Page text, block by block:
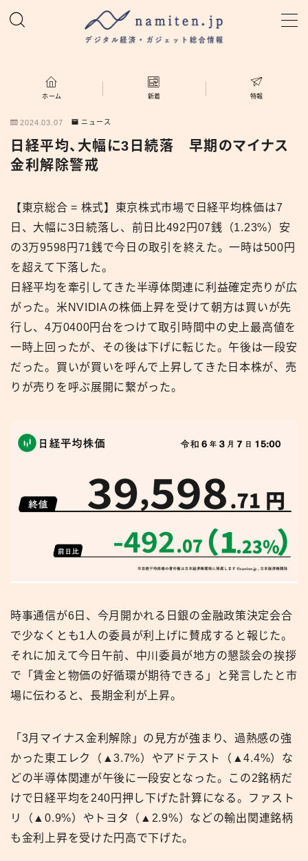
ホーム
新着
namiten.jp
ホーム 新着 特報
2024.03.07 ニュース
日経平均、大幅に3日続落 早期のマイナス
金利解除警戒
【東京総合 = 株式】東京株式市場で日経平均株価は7
日、大幅に3日続落し、前日比492円07銭（1.23%）安
の3万9598円71銭で今日の取引を終えた。一時は500円
を超えて下落した。
日経平均を牽引してきた半導体関連に利益確定売りが広
がった。米NVIDIAの株価上昇を受けて朝方は買いが先
行し、4万0400円台をつけて取引時間中の史上最高値を
一時上回ったが、その後は下げに転じた。午後は一段安
だった。買いが買いを呼んで上昇してきた日本株が、売
りが売りを呼ぶ展開に繋がった。
時事通信が6日、今月開かれる日銀の金融政策決定会合
で少なくとも1人の委員が利上げに賛成すると報じた。
それに加えて今日午前、中川委員が地方の懇談会の挨拶
で「賃金と物価の好循環が期待できる」と発言したと市
場に伝わると、長期金利が上昇。
「3月マイナス金利解除」の見方が強まり、過熱感の強
かった東エレク（▲3.7%）やアドテスト（▲4.4%）な
どの半導体関連が午後に一段安となった。この2銘柄だ
けで日経平均を240円押し下げた計算になる。ファスト
リ（▲0.9%）やトヨタ（▲2.9%）などの輸出関連銘柄
も金利上昇を受けた円高で下げた。